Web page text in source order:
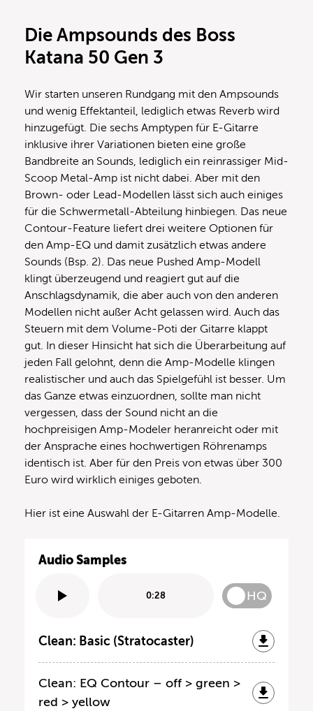
Die Ampsounds des Boss
Katana 50 Gen 3
Wir starten unseren Rundgang mit den Ampsounds
und wenig Effektanteil, lediglich etwas Reverb wird
hinzugefügt. Die sechs Amptypen für E-Gitarre
inklusive ihrer Variationen bieten eine große
Bandbreite an Sounds, lediglich ein reinrassiger Mid-
Scoop Metal-Amp ist nicht dabei. Aber mit den
Brown- oder Lead-Modellen lässt sich auch einiges
für die Schwermetall-Abteilung hinbiegen. Das neue
Contour-Feature liefert drei weitere Optionen für
den Amp-EQ und damit zusätzlich etwas andere
Sounds (Bsp. 2). Das neue Pushed Amp-Modell
klingt überzeugend und reagiert gut auf die
Anschlagsdynamik, die aber auch von den anderen
Modellen nicht außer Acht gelassen wird. Auch das
Steuern mit dem Volume-Poti der Gitarre klappt
gut. In dieser Hinsicht hat sich die Überarbeitung auf
jeden Fall gelohnt, denn die Amp-Modelle klingen
realistischer und auch das Spielgefühl ist besser. Um
das Ganze etwas einzuordnen, sollte man nicht
vergessen, dass der Sound nicht an die
hochpreisigen Amp-Modeler heranreicht oder mit
der Ansprache eines hochwertigen Röhrenamps
identisch ist. Aber für den Preis von etwas über 300
Euro wird wirklich einiges geboten.
Hier ist eine Auswahl der E-Gitarren Amp-Modelle.
Audio Samples
0:28 HQ
Clean: Basic (Stratocaster)
Clean: EQ Contour – off > green >
red > yellow